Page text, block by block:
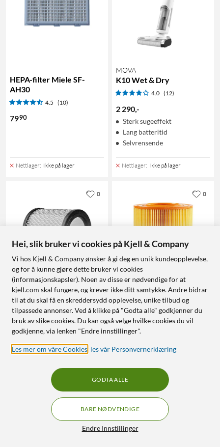
HEPA-filter Miele SF-
AH30
4.5 (10)
7990
Nettlager: Ikke på lager
MOVA
K10 Wet & Dry
4.0 (12)
2 290,-
Sterk sugeeffekt
Lang batteritid
Selvrensende
Nettlager: Ikke på lager
Nedis
Erstatningsfilter for
Askesuger
149 90
Filter til Nedis sin askesuger
0
Patronfilter Allaway A/C-
serien
5.0 (4)
0
Hei, slik bruker vi cookies på Kjell & Company
Vi hos Kjell & Company ønsker å gi deg en unik kundeopplevelse,
og for å kunne gjøre dette bruker vi cookies
(informasjonskapsler). Noen av disse er nødvendige for at
kjell.com skal fungere, og krever ikke ditt samtykke. Andre bidrar
til at du skal få en skreddersydd opplevelse, unike tilbud og
tilpassede annonser. Ved å klikke på "Godta alle" godkjenner du
bruk av slike cookies. Du kan også velge hvilke cookies du vil
godkjenne, via lenken "Endre innstillinger".
Les mer om våre Cookies les vår Personvernerklæring
Endre Innstillinger
BARE NØDVENDIGE
GODTA ALLE